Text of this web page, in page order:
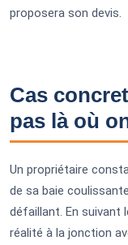
proposera son devis.
Cas
pas là où
Un propriétaire
de sa baie
défaillant. En suivant
réalité à la jonction